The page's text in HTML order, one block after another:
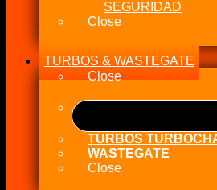
SEGURIDAD
Close
TURBOS & WASTEGATE
Close
TURBOS
WASTEGATE
Close